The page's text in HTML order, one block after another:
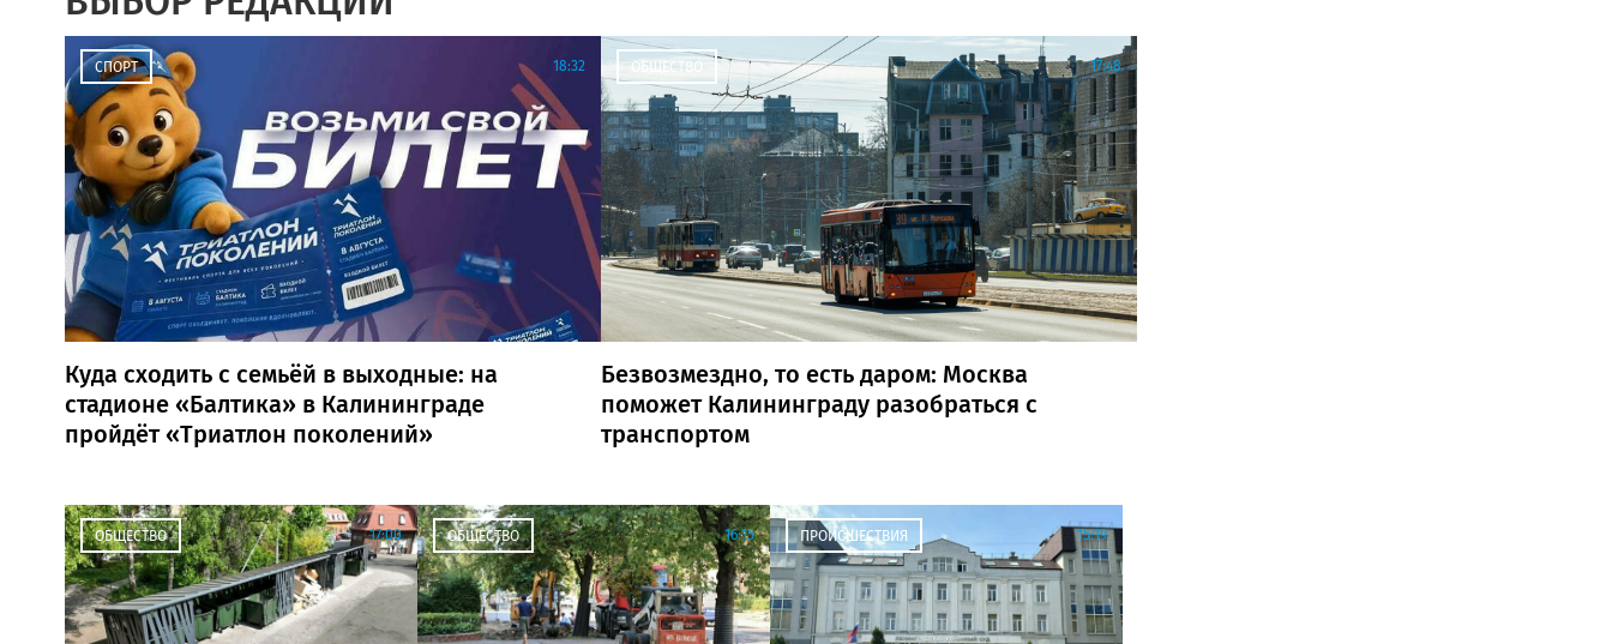
СПОРТ 18:32
Куда сходить с семьёй в выходные: на
стадионе «Балтика» в Калининграде
пройдёт «Триатлон поколений»
ОБЩЕСТВО 17:48
Безвозмездно, то есть даром: Москва
поможет Калининграду разобраться с
транспортом
ОБЩЕСТВО 17:00 ОБЩЕСТВО 16:15 ПРОИСШЕСТВИЯ 15:19